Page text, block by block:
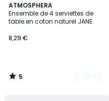
ATMOSPHERA
Ensemble de 4 serviettes de
table en coton naturel JANE
8,29 €
5
/
5
2
Couleurs
5
/